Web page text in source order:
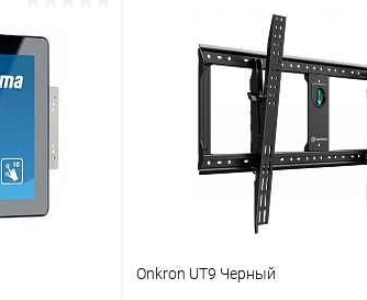
Onkron UT9 Черный